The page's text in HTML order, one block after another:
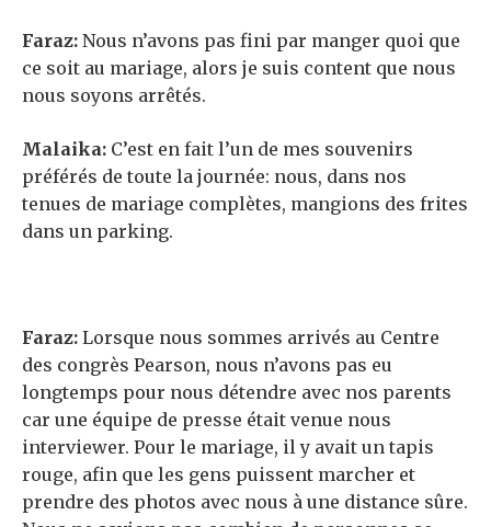
Faraz: Nous n’avons pas fini par manger quoi que
ce soit au mariage, alors je suis content que nous
nous soyons arrêtés.
Malaika: C’est en fait l’un de mes souvenirs
préférés de toute la journée: nous, dans nos
tenues de mariage complètes, mangions des frites
dans un parking.
Faraz: Lorsque nous sommes arrivés au Centre
des congrès Pearson, nous n’avons pas eu
longtemps pour nous détendre avec nos parents
car une équipe de presse était venue nous
interviewer. Pour le mariage, il y avait un tapis
rouge, afin que les gens puissent marcher et
prendre des photos avec nous à une distance sûre.